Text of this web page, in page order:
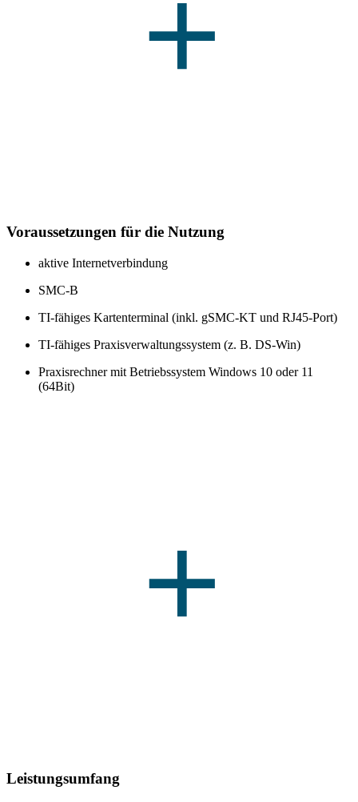
Voraussetzungen für die Nutzung
aktive Internetverbindung
SMC-B
TI-fähiges Kartenterminal (inkl. gSMC-KT und RJ45-Port)
TI-fähiges Praxisverwaltungssystem (z. B. DS-Win)
Praxisrechner mit Betriebssystem Windows 10 oder 11
(64Bit)
Leistungsumfang